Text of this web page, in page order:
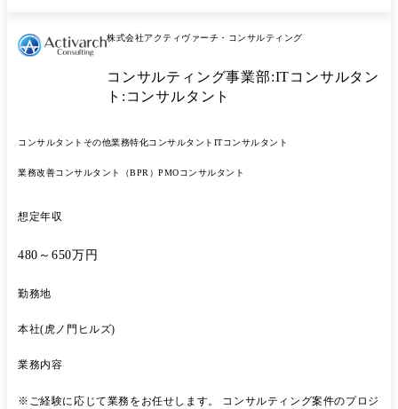
株式会社アクティヴァーチ・コンサルティング
コンサルティング事業部:ITコンサルタン
ト:コンサルタント
コンサルタント その他業務特化コンサルタント ITコンサルタント
業務改善コンサルタント（BPR） PMOコンサルタント
想定年収
480～650万円
勤務地
本社(虎ノ門ヒルズ)
業務内容
※ご経験に応じて業務をお任せします。 コンサルティング案件のプロジ